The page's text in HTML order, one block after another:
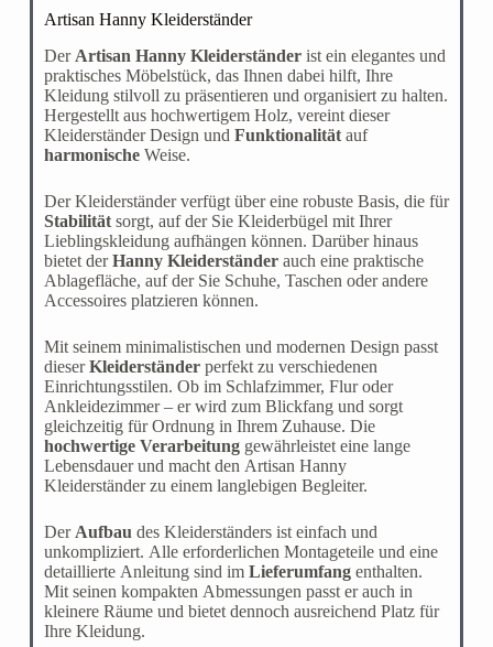
Artisan Hanny Kleiderständer
Der Artisan Hanny Kleiderständerist ein elegantes und
praktisches Möbelstück, das Ihnen dabei hilft, Ihre
Kleidung stilvoll zu präsentieren und organisiert zu halten.
Hergestellt aus hochwertigem Holz, vereint dieser
Kleiderständer Design und Funktionalität auf
harmonische Weise.
Der Kleiderständer verfügt über eine robuste Basis, die für
Stabilitätsorgt, auf der Sie Kleiderbügel mit Ihrer
Lieblingskleidung aufhängen können. Darüber hinaus
bietet derHanny Kleiderständerauch eine praktische
Ablagefläche, auf der Sie Schuhe, Taschen oder andere
Accessoires platzieren können.
Mit seinem minimalistischen und modernen Design passt
dieserKleiderständerperfekt zu verschiedenen
Einrichtungsstilen. Ob im Schlafzimmer, Flur oder
Ankleidezimmer – er wird zum Blickfang und sorgt
gleichzeitig für Ordnung in Ihrem Zuhause. Die
hochwertige Verarbeitung gewährleistet eine lange
Lebensdauer und macht den Artisan Hanny
Kleiderständer zu einem langlebigen Begleiter.
Der Aufbau des Kleiderständers ist einfach und
unkompliziert. Alle erforderlichen Montageteile und eine
detaillierte Anleitung sind im Lieferumfangenthalten.
Mit seinen kompakten Abmessungen passt er auch in
kleinere Räume und bietet dennoch ausreichend Platz für
Ihre Kleidung.